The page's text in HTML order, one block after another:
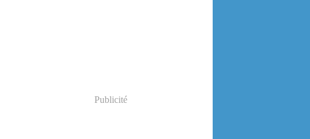
Publicité